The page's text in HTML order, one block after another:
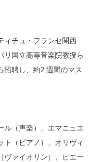
ィチュ・フランセ関西
リ国立高等音楽院教授ら
招聘し、約2 週間のマス
ル（声楽）、エマニュエ
ト（ピアノ）、オリヴィ
ヴァイオリン）、ピエー